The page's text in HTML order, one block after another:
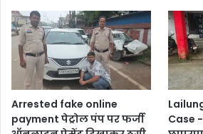
Arrested fake online
payment पेट्रोल पंप पर फर्जी
Case